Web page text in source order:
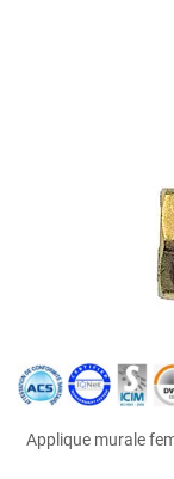
Applique murale